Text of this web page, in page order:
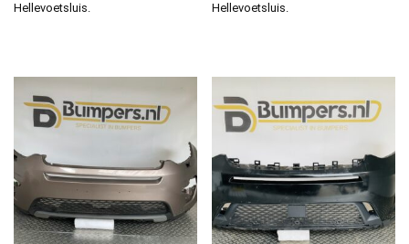
Hellevoetsluis.
Hellevoetsluis.